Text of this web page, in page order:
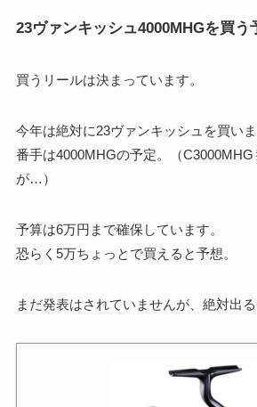
23ヴァンキッシュ4000MHGを買う
買うリールは決まっています。
今年は絶対に23ヴァンキッシュを買いま
番手は4000MHGの予定。（
が…）
予算は6万円まで確保しています。
恐らく5万ちょっとで買えると予想。
まだ発表はされていませんが、絶対出る